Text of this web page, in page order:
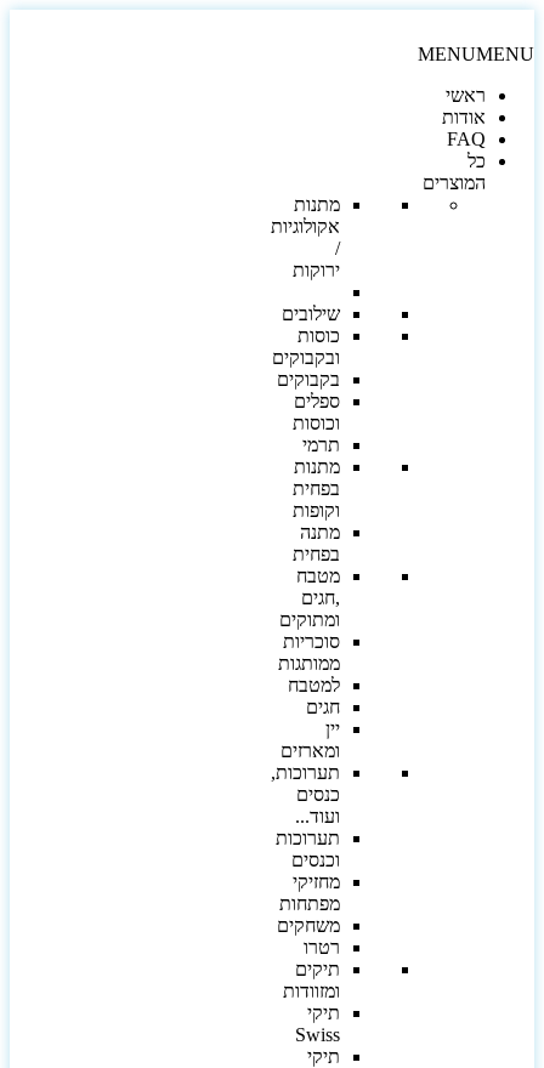
MENU
ראשי
אודות
FAQ
כל
המוצרים
מתנות
אקולוגיות
ירוקות
שילובים
כוסות
ובקבוקים
בקבוקים
ספלים
וכוסות
תרמי
מתנות
בפחית
וקופות
מתנה
בפחית
מטבח
,חגים
ומתוקים
סוכריות
ממותגות
למטבח
חגים
יין
ומארזים
תערוכות,
כנסים
ועוד...
תערוכות
וכנסים
מחזיקי
מפתחות
משחקים
רטרו
תיקים
ומזוודות
תיקי
Swiss
תיקי